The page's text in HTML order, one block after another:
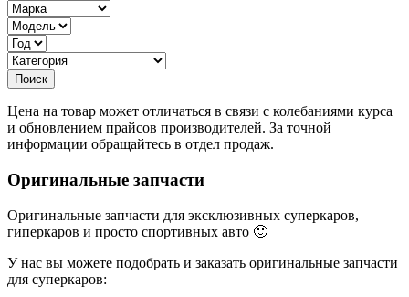
Цена на товар может отличаться в связи с колебаниями курса
и обновлением прайсов производителей. За точной
информации обращайтесь в отдел продаж.
Оригинальные запчасти
Оригинальные запчасти для эксклюзивных суперкаров,
гиперкаров и просто спортивных авто 🙂
У нас вы можете подобрать и заказать оригинальные запчасти
для суперкаров: